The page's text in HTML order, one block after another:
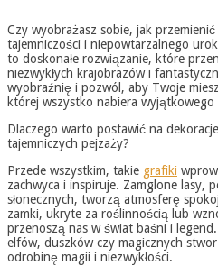
Czy wyobrażasz sobie, jak
tajemniczości i niepowtarzalnego
to doskonałe rozwiązanie, które
niezwykłych krajobrazów i
wyobraźnię i pozwól, aby Twoje
której wszystko nabiera wyjątkowego
Dlaczego warto postawić na
tajemniczych pejzaży?
Przede wszystkim, takie grafiki
zachwyca i inspiruje. Zamglone lasy,
słonecznych, tworzą atmosferę
zamki, ukryte za roślinnością lub
przenoszą nas w świat baśni i
elfów, duszków czy magicznych
odrobinę magii i niezwykłości.